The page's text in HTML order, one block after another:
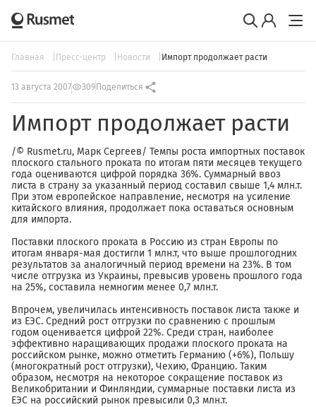
Главная Пресс-центр Новости Импорт продолжает расти
13 августа 2007 309 Поделиться
Импорт продолжает расти
/© Rusmet.ru, Марк Сергеев/ Темпы роста импортных поставок
плоского стального проката по итогам пяти месяцев текущего
года оцениваются цифрой порядка 36%. Суммарный ввоз
листа в страну за указанный период составил свыше 1,4 млн.т.
При этом европейское направление, несмотря на усиление
китайского влияния, продолжает пока оставаться основным
для импорта.
Поставки плоского проката в Россию из стран Европы по
итогам января-мая достигли 1 млн.т, что выше прошлогодних
результатов за аналогичный период времени на 23%. В том
числе отгрузка из Украины, превысив уровень прошлого года
на 25%, составила немногим менее 0,7 млн.т.
Впрочем, увеличилась интенсивность поставок листа также и
из ЕЭС. Средний рост отгрузки по сравнению с прошлым
годом оценивается цифрой 22%. Среди стран, наиболее
эффективно наращивающих продажи плоского проката на
российском рынке, можно отметить Германию (+6%), Польшу
(многократный рост отгрузки), Чехию, Францию. Таким
образом, несмотря на некоторое сокращение поставок из
Великобритании и Финляндии, суммарные поставки листа из
ЕЭС на российский рынок превысили 0,3 млн.т.